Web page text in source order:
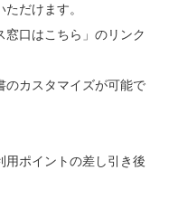
だけます。
口はこちら」のリンク
のカスタマイズが可能で
用ポイントの差し引き後